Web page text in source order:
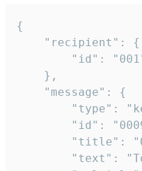
{